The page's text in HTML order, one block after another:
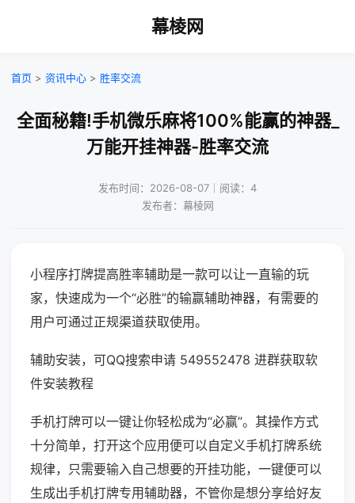
幕棱网
首页 > 资讯中心 > 胜率交流
全面秘籍!手机微乐麻将100%能赢的神器_
万能开挂神器-胜率交流
发布时间：2026-08-07｜阅读：4
发布者：幕棱网
小程序打牌提高胜率辅助是一款可以让一直输的玩
家，快速成为一个“必胜”的输赢辅助神器，有需要的
用户可通过正规渠道获取使用。
辅助安装，可QQ搜索申请 549552478 进群获取软
件安装教程
手机打牌可以一键让你轻松成为“必赢”。其操作方式
十分简单，打开这个应用便可以自定义手机打牌系统
规律，只需要输入自己想要的开挂功能，一键便可以
生成出手机打牌专用辅助器，不管你是想分享给好友